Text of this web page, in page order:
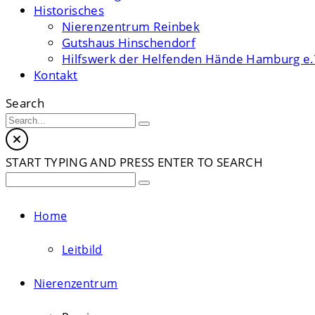
Historisches
Nierenzentrum Reinbek
Gutshaus Hinschendorf
Hilfswerk der Helfenden Hände Hamburg
Kontakt
Search
START TYPING AND PRESS ENTER TO SEARCH
Home
Leitbild
Nierenzentrum